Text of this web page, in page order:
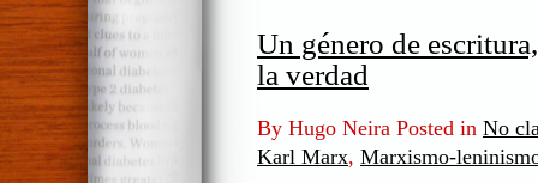
Un género de
la verdad
By Hugo Neira Posted in No
Karl Marx, Marxismo-